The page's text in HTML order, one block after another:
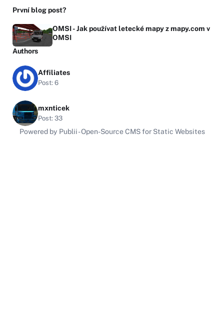
První blog post?
OMSI - Jak používat letecké mapy z mapy.com v
OMSI
Authors
Affiliates
Post: 6
mxnticek
Post: 33
Powered by Publii - Open-Source CMS for Static Websites